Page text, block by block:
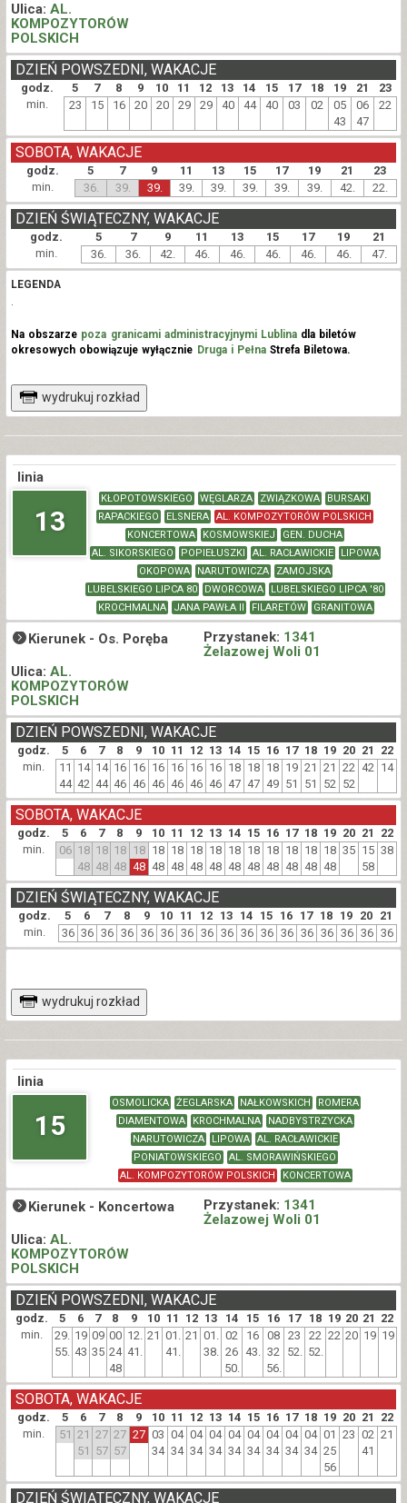
Ulica: AL.
KOMPOZYTORÓW
POLSKICH
godz. 5 7 8 9 10 11 12 13 14 15 17 18 19 21 23
DZIEŃ POWSZEDNI, WAKACJE
min. 23 15 16 20 20 29 29 40 44 40 03 02
05
43
06
47
22
godz. 5 7 9 11 13 15 17 19 21 23
SOBOTA, WAKACJE
min. 36. 39. 39. 39. 39. 39. 39. 39. 42. 22.
godz. 5 7 9 11 13 15 17 19 21
DZIEŃ ŚWIĄTECZNY, WAKACJE
min. 36. 36. 42. 46. 46. 46. 46. 46. 47.
LEGENDA
.
Na obszarze poza granicami administracyjnymi Lublinadla biletów
okresowych obowiązuje wyłącznie Druga i PełnaStrefa Biletowa.
wydrukuj rozkład
linia
13
KŁOPOTOWSKIEGO WĘGLARZA ZWIĄZKOWA
BURSAKI
RAPACKIEGO
ELSNERA
AL. KOMPOZYTORÓW POLSKICH
KONCERTOWA
KOSMOWSKIEJ
GEN. DUCHA
AL. SIKORSKIEGO
POPIEŁUSZKI AL. RACŁAWICKIE
LIPOWA
OKOPOWA
NARUTOWICZA
ZAMOJSKA
LUBELSKIEGO LIPCA 80
DWORCOWA
LUBELSKIEGO LIPCA '80
KROCHMALNA
JANA PAWŁA II FILARETÓW GRANITOWA
Kierunek - Os. Poręba Przystanek: 1341
Żelazowej Woli 01
Ulica: AL.
KOMPOZYTORÓW
POLSKICH
godz. 5 6 7 8 9 10 11 12 13 14 15 16 17 18 19 20 21 22
DZIEŃ POWSZEDNI, WAKACJE
min.
11
44
14
42
14
44
16
46
16
46
16
46
16
46
16
46
16
46
18
47
18
47
18
49
19
51
21
51
21
52
22
52
42 14
godz. 5 6 7 8 9 10 11 12 13 14 15 16 17 18 19 20 21 22
SOBOTA, WAKACJE
min. 06 18
48
18
48
18
48
18
48
18
48
18
48
18
48
18
48
18
48
18
48
18
48
18
48
18
48
18
48
35 15
58
38
godz. 5 6 7 8 9 10 11 12 13 14 15 16 17 18 19 20 21
DZIEŃ ŚWIĄTECZNY, WAKACJE
min. 36 36 36 36 36 36 36 36 36 36 36 36 36 36 36 36 36
wydrukuj rozkład
linia
15
OSMOLICKA ŻEGLARSKA NAŁKOWSKICH
ROMERA
DIAMENTOWA
KROCHMALNA
NADBYSTRZYCKA
NARUTOWICZA
LIPOWA
AL. RACŁAWICKIE
PONIATOWSKIEGO
AL. SMORAWIŃSKIEGO
AL. KOMPOZYTORÓW POLSKICH
KONCERTOWA
Kierunek - Koncertowa Przystanek: 1341
Żelazowej Woli 01
Ulica: AL.
KOMPOZYTORÓW
POLSKICH
godz. 5 6 7 8 9 10 11 12 13 14 15 16 17 18 19 20 21 22
DZIEŃ POWSZEDNI, WAKACJE
min.
29.
55.
19
43
09
35
00
24
48
12.
41.
21 01.
41.
21 01.
38.
02
26
50.
16
43.
08
32
56.
23
52.
22
52.
22 20 19 19
godz. 5 6 7 8 9 10 11 12 13 14 15 16 17 18 19 20 21 22
SOBOTA, WAKACJE
min. 51 21
51
27
57
27
57
27 03
34
04
34
04
34
04
34
04
34
04
34
04
34
04
34
04
34
01
25
56
23 02
41
21
DZIEŃ ŚWIĄTECZNY, WAKACJE